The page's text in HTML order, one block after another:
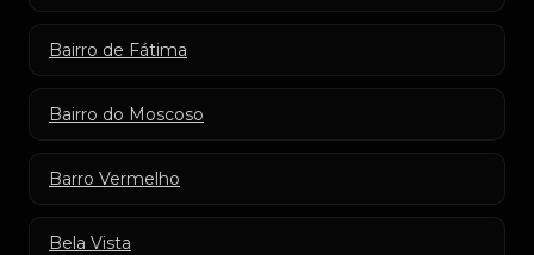
Bairro de Fátima
Bairro do Moscoso
Barro Vermelho
Bela Vista